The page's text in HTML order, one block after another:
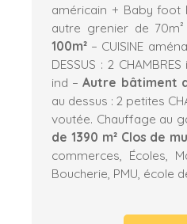
américain + Baby foot
autre grenier de
100m² – CUISINE
DESSUS : 2
ind –Autre bâtiment
au dessus : 2 petites
voutée. Chauffage au
de 1390 m² Clos de
commerces, Écoles,
Boucherie, PMU, école